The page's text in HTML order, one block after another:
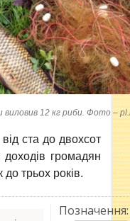
виловив 12 кг риби. Фото –
ста до двохсот
доходів громадян
трьох років.
Позначення: